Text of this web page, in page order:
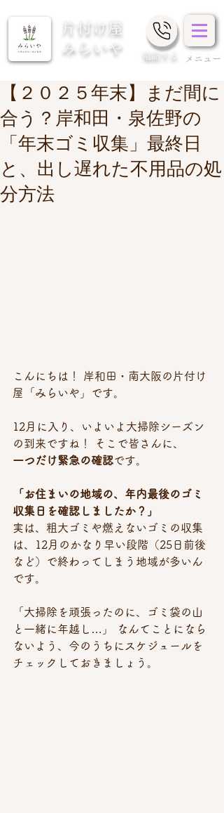
片付け屋
みらいや
​電話する メニュー
【２０２５年末】まだ間に
合う？岸和田・泉佐野の
「年末ゴミ収集」最終日
と、出し遅れた不用品の処
分方法
こんにちは！ 岸和田・南大阪の片付け
屋「みらいや」です。
12月に入り、いよいよ大掃除シーズン
の到来ですね！ そこで皆さんに、
一つだけ緊急の確認です。
「お住まいの地域の、年内最後のゴミ
収集日を確認しましたか？」
実は、粗大ゴミや燃えないゴミの収集
は、12月のかなり早い段階（25日前後
など）で終わってしまう地域が多いん
です。
「大掃除を頑張ったのに、ゴミ袋の山
と一緒に年越し…」 なんてことになら
ないよう、今のうちにスケジュールを
チェックしておきましょう。